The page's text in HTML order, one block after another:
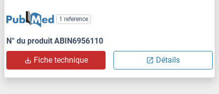
1 reference
N° du produit ABIN6956110
Fiche technique Détails